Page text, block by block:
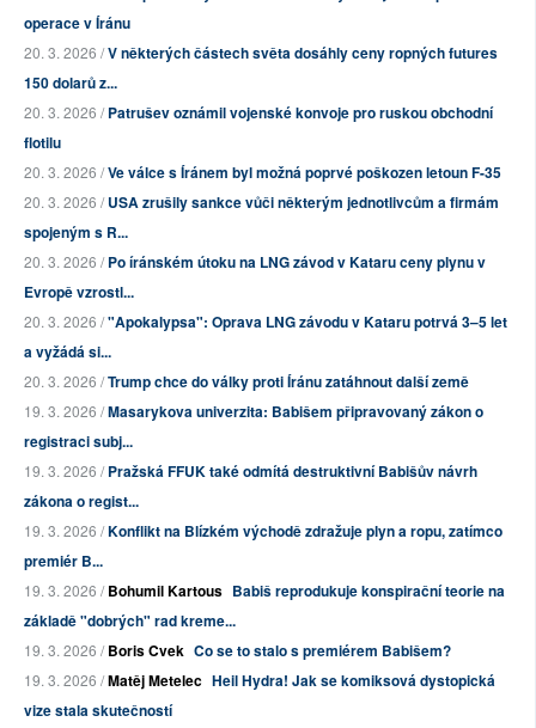
operace v Íránu
20. 3. 2026 /V některých částech světa dosáhly ceny ropných futures
150 dolarů z...
20. 3. 2026 /Patrušev oznámil vojenské konvoje pro ruskou obchodní
flotilu
20. 3. 2026 /Ve válce s Íránem byl možná poprvé poškozen letoun F-35
20. 3. 2026 /USA zrušily sankce vůči některým jednotlivcům a firmám
spojeným s R...
20. 3. 2026 /Po íránském útoku na LNG závod v Kataru ceny plynu v
Evropě vzrostl...
20. 3. 2026 /"Apokalypsa": Oprava LNG závodu v Kataru potrvá 3–5 let
a vyžádá si...
20. 3. 2026 /Trump chce do války proti Íránu zatáhnout další země
19. 3. 2026 /Masarykova univerzita: Babišem připravovaný zákon o
registraci subj...
19. 3. 2026 /Pražská FFUK také odmítá destruktivní Babišův návrh
zákona o regist...
19. 3. 2026 /Konflikt na Blízkém východě zdražuje plyn a ropu, zatímco
premiér B...
19. 3. 2026 /Bohumil Kartous Babiš reprodukuje konspirační teorie na
základě "dobrých" rad kreme...
19. 3. 2026 /Boris Cvek Co se to stalo s premiérem Babišem?
19. 3. 2026 /Matěj Metelec Heil Hydra! Jak se komiksová dystopická
vize stala skutečností